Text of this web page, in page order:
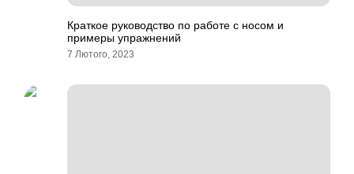
Краткое руководство по работе с носом и
примеры упражнений
7 Лютого, 2023